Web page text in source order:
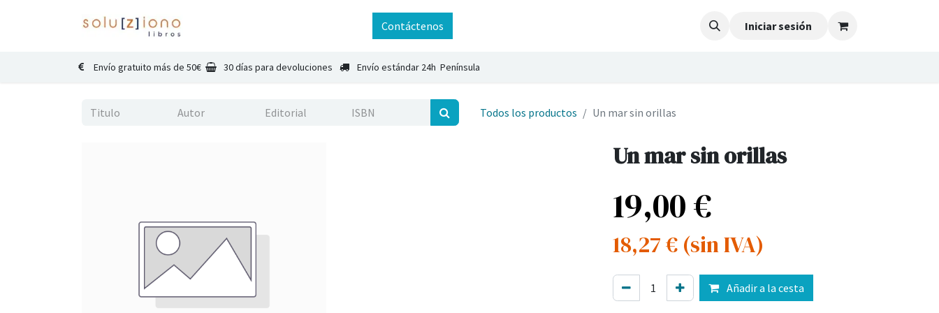
Contáctenos Iniciar sesión
Envío gratuito más de 50€ 30 días para devoluciones Envío estándar 24h Península
Todos los productos Un mar sin orillas
Un mar sin orillas
19,00€
18,27€ (sin IVA)
Añadir a la cesta